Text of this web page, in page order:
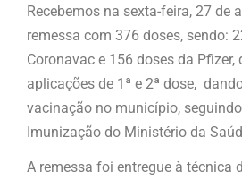
Recebemos na sexta-feira, 27 de
remessa com 376 doses, sendo:
Coronavac e 156 doses da Pfizer,
aplicações de 1ª e 2ª dose,
vacinação no município,
Imunização do Ministério da
A remessa foi entregue à técnica